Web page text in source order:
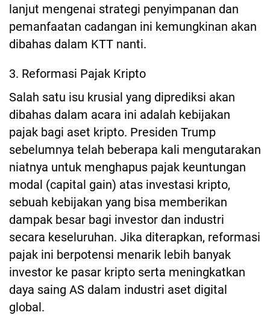
lanjut mengenai strategi penyimpanan dan
pemanfaatan cadangan ini kemungkinan akan
dibahas dalam KTT nanti.
3. Reformasi Pajak Kripto
Salah satu isu krusial yang diprediksi akan
dibahas dalam acara ini adalah kebijakan
pajak bagi aset kripto. Presiden Trump
sebelumnya telah beberapa kali mengutarakan
niatnya untuk menghapus pajak keuntungan
modal (capital gain) atas investasi kripto,
sebuah kebijakan yang bisa memberikan
dampak besar bagi investor dan industri
secara keseluruhan. Jika diterapkan, reformasi
pajak ini berpotensi menarik lebih banyak
investor ke pasar kripto serta meningkatkan
daya saing AS dalam industri aset digital
global.